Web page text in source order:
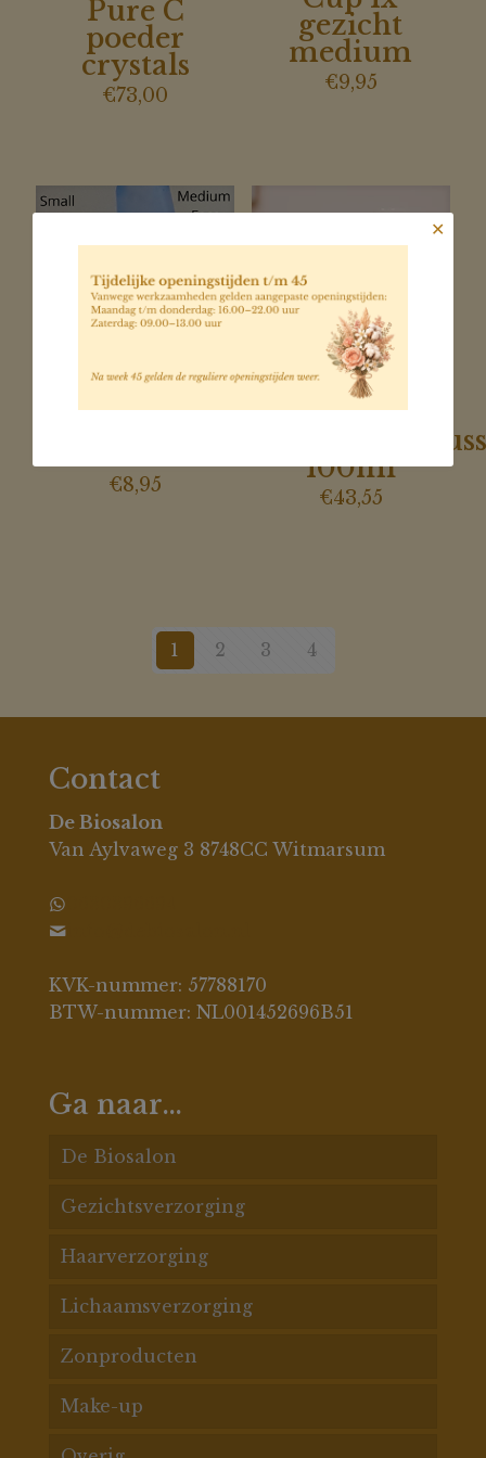
Pure C
poeder
crystals
€73,00
gezicht
medium
€9,95
€8,95
Detox
100ml
€43,55
1 2 3 4
Contact
De Biosalon
Van Aylvaweg 3 8748CC Witmarsum
KVK-nummer: 57788170
BTW-nummer: NL001452696B51
Ga naar…
De Biosalon
De Biosalon behandelingen
Acnespecialisatie
Gezichtsbehandelingen
Massages
Prijslijst
Gezichtsverzorging
Acne huid
Pigment
Rosacea
Anti rimpel
Haarverzorging
Haarconditioners
Haarmaskers
Shampoos
Lichaamsverzorging
Badproducten
Bodylotion
Zonproducten
Gezichtsbescherming
Make-up
✕